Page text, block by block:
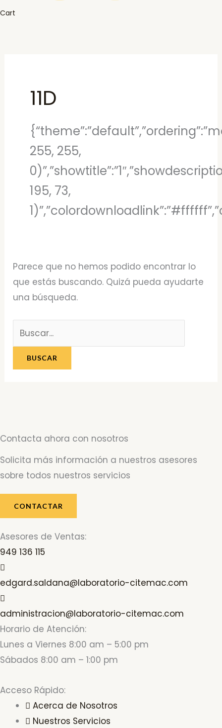
Cart
11D
255, 255,
195, 73,
Parece que no hemos podido encontrar lo
que estás buscando. Quizá pueda ayudarte
una búsqueda.
Contacta ahora con nosotros
Solicita más información a nuestros asesores
sobre todos nuestros servicios
CONTACTAR
Asesores de Ventas:
949 136 115
edgard.saldana@laboratorio-citemac.com
administracion@laboratorio-citemac.com
Horario de Atención:
Lunes a Viernes 8:00 am – 5:00 pm
Sábados 8:00 am – 1:00 pm
Acceso Rápido:
Acerca de Nosotros
Nuestros Servicios